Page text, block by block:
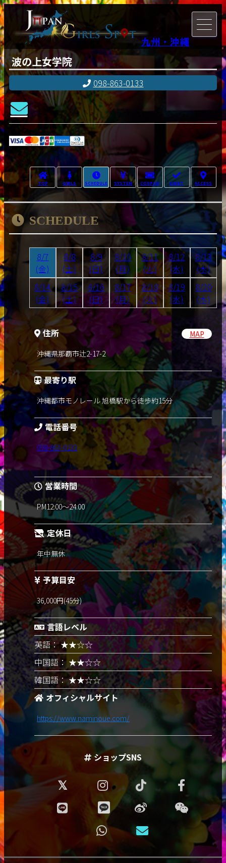
九州・沖縄
波の上女学院
098-863-0133
TOP GIRLS SCHEDULE SYSTEM COUPON EVENT ACCESS
SCHEDULE
8/7
(金)
8/8
(土)
8/9
(日)
8/10
(月)
8/11
(火)
8/12
(水)
8/13
(木)
8/14
(金)
8/15
(土)
8/16
(日)
8/17
(月)
8/18
(火)
8/19
(水)
8/20
(木)
住所
沖縄県那覇市辻2-17-2
MAP
最寄り駅
沖縄都市モノレール 旭橋駅から徒歩約15分
電話番号
098-863-0133
営業時間
PM12:00～24:00
定休日
年中無休
予算目安
36,000円(45分)
言語レベル
英語： ★★☆☆
中国語： ★★☆☆
韓国語： ★★☆☆
オフィシャルサイト
https://www.naminoue.com/
ショップSNS